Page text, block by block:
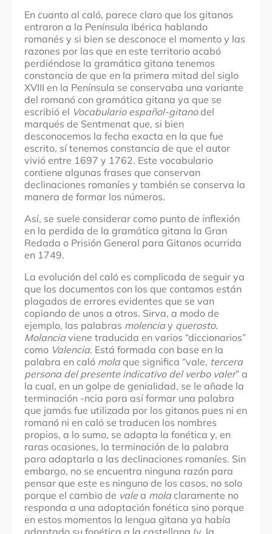
En cuanto al caló, parece claro que los gitanos
entraron a la Península Ibérica hablando
romanés y si bien se desconoce el momento y las
razones por las que en este territorio acabó
perdiéndose la gramática gitana tenemos
constancia de que en la primera mitad del siglo
XVIII en la Península se conservaba una variante
del romanó con gramática gitana ya que se
escribió el Vocabulario español-gitanodel
marqués de Sentmenat que, si bien
desconocemos la fecha exacta en la que fue
escrito, sí tenemos constancia de que el autor
vivió entre 1697 y 1762. Este vocabulario
contiene algunas frases que conservan
declinaciones romaníes y también se conserva la
manera de formar los números.
Así, se suele considerar como punto de inflexión
en la perdida de la gramática gitana la Gran
Redada o Prisión General para Gitanos ocurrida
en 1749.
La evolución del caló es complicada de seguir ya
que los documentos con los que contamos están
plagados de errores evidentes que se van
copiando de unos a otros. Sirva, a modo de
ejemplo, las palabras molenciay querosto.
Molanciaviene traducida en varios “diccionarios”
como Valencia. Está formada con base en la
palabra en caló molaque significa “vale, tercera
persona del presente indicativo del verbo valer” a
la cual, en un golpe de genialidad, se le añade la
terminación -ncia para así formar una palabra
que jamás fue utilizada por los gitanos pues ni en
romanó ni en caló se traducen los nombres
propios, a lo sumo, se adapta la fonética y, en
raras ocasiones, la terminación de la palabra
para adaptarla a las declinaciones romaníes. Sin
embargo, no se encuentra ninguna razón para
pensar que este es ninguno de los casos, no solo
porque el cambio de valea molaclaramente no
responda a una adaptación fonética sino porque
en estos momentos la lengua gitana ya había